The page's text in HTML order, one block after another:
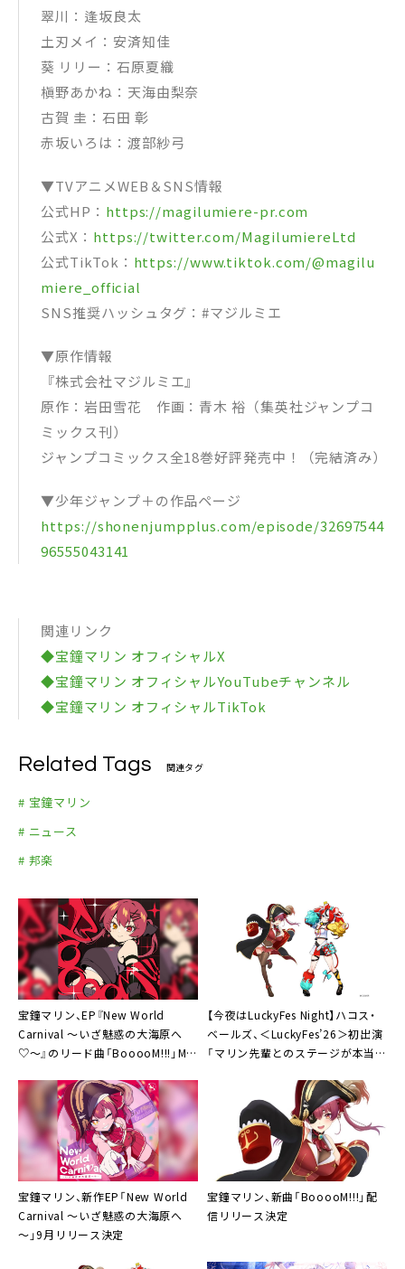
翠川：逢坂良太
土刃メイ：安済知佳
葵 リリー：石原夏織
槇野あかね：天海由梨奈
古賀 圭：石田 彰
赤坂いろは：渡部紗弓
▼TVアニメWEB＆SNS情報
公式HP： https://magilumiere-pr.com
公式X： https://twitter.com/MagilumiereLtd
公式TikTok： https://www.tiktok.com/@magilu
miere_official
SNS推奨ハッシュタグ：#マジルミエ
▼原作情報
『株式会社マジルミエ』
原作：岩田雪花 作画：青木 裕（集英社ジャンプコ
ミックス刊）
ジャンプコミックス全18巻好評発売中！（完結済み）
▼少年ジャンプ＋の作品ページ
https://shonenjumpplus.com/episode/32697544
96555043141
関連リンク
◆宝鐘マリン オフィシャルX
◆宝鐘マリン オフィシャルYouTubeチャンネル
◆宝鐘マリン オフィシャルTikTok
Related Tags 関連タグ
# 宝鐘マリン
# ニュース
# 邦楽
宝鐘マリン、EP『New World
Carnival 〜いざ魅惑の大海原へ
♡〜』のリード曲「BooooM!!!」MV
グレッシブな作品に
【今夜はLuckyFes Night】ハコス・
ベールズ、＜LuckyFes’26＞初出演
「マリン先輩とのステージが本当に
宝鐘マリン、新作EP「New World
Carnival ～いざ魅惑の大海原へ
～」9月リリース決定
宝鐘マリン、新曲「BooooM!!!」配
信リリース決定